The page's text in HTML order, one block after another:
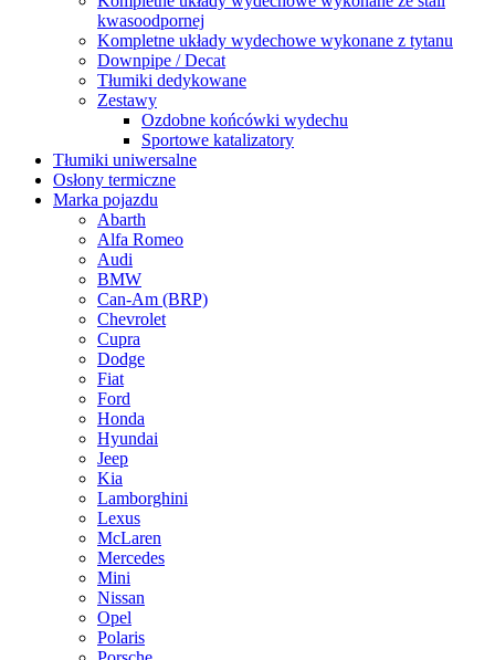
kwasoodpornej
Kompletne układy wydechowe wykonane z tytanu
Downpipe / Decat
Tłumiki dedykowane
Zestawy
Ozdobne końcówki wydechu
Sportowe katalizatory
Tłumiki uniwersalne
Osłony termiczne
Marka pojazdu
Abarth
Alfa Romeo
Audi
BMW
Can-Am (BRP)
Chevrolet
Cupra
Dodge
Fiat
Ford
Honda
Hyundai
Jeep
Kia
Lamborghini
Lexus
McLaren
Mercedes
Mini
Nissan
Opel
Polaris